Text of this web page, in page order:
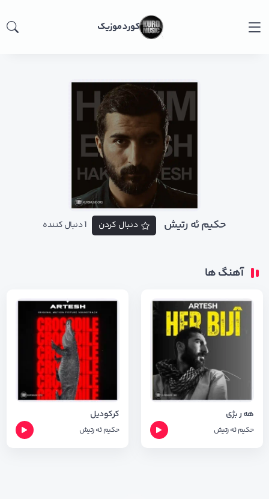
کورد موزیک
حکیم ئه رتیش دنبال کردن 1 دنبال کننده
آهنگ ها
هه ر بژی
حکیم ئه رتیش
کرکودیل
حکیم ئه رتیش